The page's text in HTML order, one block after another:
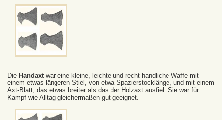
Die Handaxt war eine kleine, leichte und recht handliche Waffe mit
einem etwas längeren Stiel, von etwa Spazierstocklänge, und mit einem
Axt-Blatt, das etwas breiter als das der Holzaxt ausfiel. Sie war für
Kampf wie Alltag gleichermaßen gut geeignet.